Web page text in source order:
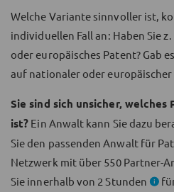
Welche Variante sinnvoller ist,
individuellen Fall an: Haben Sie
oder europäisches Patent? Gab
auf nationaler oder europäischer
Sie sind sich unsicher,
ist? Ein Anwalt kann Sie dazu
Sie den passenden Anwalt für
Netzwerk mit über 550 Partner-
Sie innerhalb von 2 Stunden